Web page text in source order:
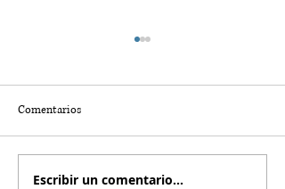
Four Seasons Hotel Mykonos:
Comentarios
Escribir un comentario...